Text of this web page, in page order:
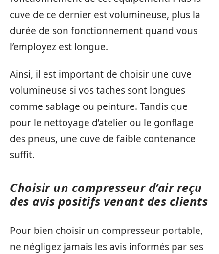
cuve de ce dernier est volumineuse, plus la
durée de son fonctionnement quand vous
l’employez est longue.
Ainsi, il est important de choisir une cuve
volumineuse si vos taches sont longues
comme sablage ou peinture. Tandis que
pour le nettoyage d’atelier ou le gonflage
des pneus, une cuve de faible contenance
suffit.
Choisir un compresseur d’air reçu
des avis positifs venant des clients
Pour bien choisir un compresseur portable,
ne négligez jamais les avis informés par ses